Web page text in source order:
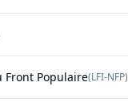
Front Populaire(LFI-NFP)